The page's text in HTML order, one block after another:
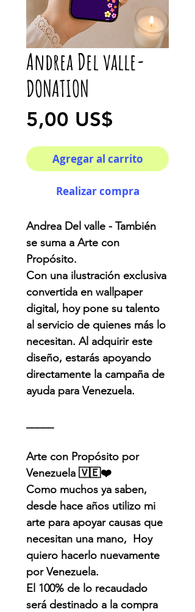
Andrea Del valle-
DONATION
5,00 US$
Agregar al carrito
Realizar compra
Andrea Del valle - También
se suma a Arte con
Propósito.
Con una ilustración exclusiva
convertida en wallpaper
digital, hoy pone su talento
al servicio de quienes más lo
necesitan. Al adquirir este
diseño, estarás apoyando
directamente la campaña de
ayuda para Venezuela.
Arte con Propósito por
Venezuela 🇻🇪❤️
Como muchos ya saben,
desde hace años utilizo mi
arte para apoyar causas que
necesitan una mano, Hoy
quiero hacerlo nuevamente
por Venezuela.
El 100% de lo recaudado
será destinado a la compra